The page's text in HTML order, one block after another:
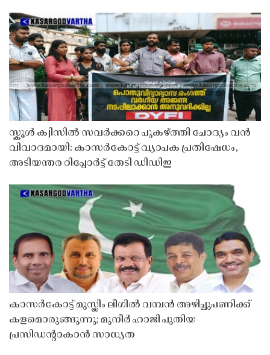
സ്കൂൾ ക്വിസിൽ സവർക്കറെ പുകഴ്ത്തി ചോദ്യം വൻ
വിവാദമായി: കാസർകോട്ട് വ്യാപക പ്രതിഷേധം,
അടിയന്തര റിപ്പോർട്ട് തേടി ഡിഡിഇ
കാസർകോട്ട് മുസ്ലിം ലീഗിൽ വമ്പൻ അഴിച്ചുപണിക്ക്
കളമൊരുങ്ങുന്നു; മുനീർ ഹാജി പുതിയ
പ്രസിഡൻ്റാകാൻ സാധ്യത